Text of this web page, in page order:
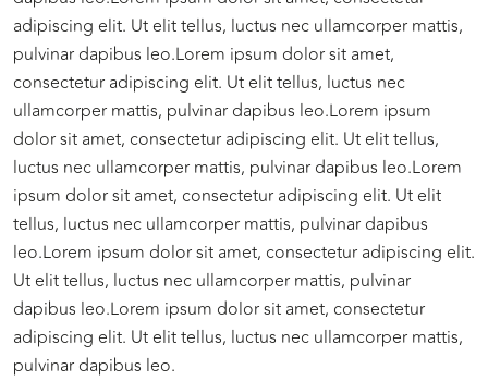
adipiscing elit. Ut elit tellus, luctus nec ullamcorper mattis,
pulvinar dapibus leo.Lorem ipsum dolor sit amet,
consectetur adipiscing elit. Ut elit tellus, luctus nec
ullamcorper mattis, pulvinar dapibus leo.Lorem ipsum
dolor sit amet, consectetur adipiscing elit. Ut elit tellus,
luctus nec ullamcorper mattis, pulvinar dapibus leo.Lorem
ipsum dolor sit amet, consectetur adipiscing elit. Ut elit
tellus, luctus nec ullamcorper mattis, pulvinar dapibus
leo.Lorem ipsum dolor sit amet, consectetur adipiscing elit.
Ut elit tellus, luctus nec ullamcorper mattis, pulvinar
dapibus leo.Lorem ipsum dolor sit amet, consectetur
adipiscing elit. Ut elit tellus, luctus nec ullamcorper mattis,
pulvinar dapibus leo.